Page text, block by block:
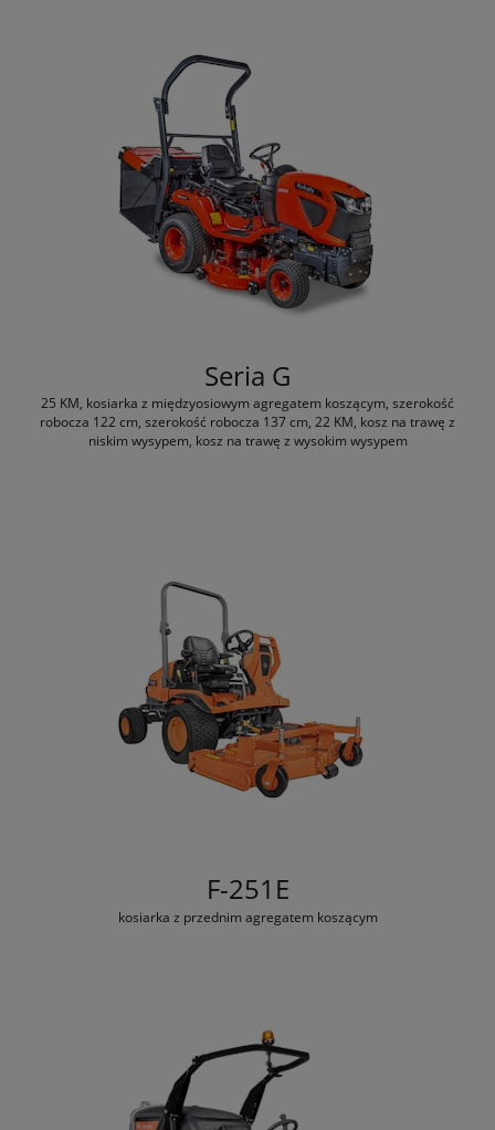
Seria G
25 KM, kosiarka z międzyosiowym agregatem koszącym, szerokość
robocza 122 cm, szerokość robocza 137 cm, 22 KM, kosz na trawę z
niskim wysypem, kosz na trawę z wysokim wysypem
F-251E
kosiarka z przednim agregatem koszącym